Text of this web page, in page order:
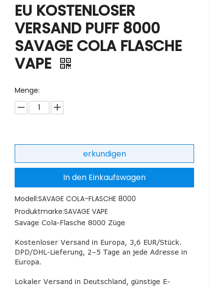
EU KOSTENLOSER
VERSAND PUFF 8000
SAVAGE COLA FLASCHE
VAPE
Menge:
erkundigen
In den Einkaufswagen
Modell:SAVAGE COLA-FLASCHE 8000
Produktmarke:SAVAGE VAPE
Savage Cola-Flasche 8000 Züge
Kostenloser Versand in Europa, 3,6 EUR/Stück.
DPD/DHL-Lieferung, 2–5 Tage an jede Adresse in
Europa.
Lokaler Versand in Deutschland, günstige E-